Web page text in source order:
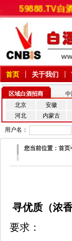
59888.TV
首页 关于我们
区域白酒招商
北京
安徽
河北
内蒙古
用户名：
您当前位置：首页
寻优质（浓
要求：